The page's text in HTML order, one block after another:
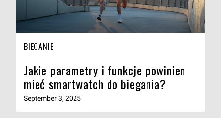
BIEGANIE
Jakie parametry i funkcje powinien
mieć smartwatch do biegania?
September 3, 2025